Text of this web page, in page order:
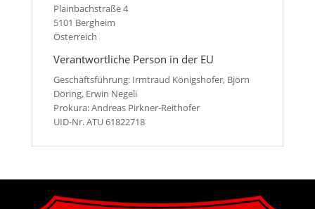
Plainbachstraße 4
5101 Bergheim
Österreich
Verantwortliche Person in der EU
Geschäftsführung: Irmtraud Königshofer, Björn
Döring, Erwin Negeli
Prokura: Andreas Pirkner-Reithofer
UID-Nr. ATU 61822718